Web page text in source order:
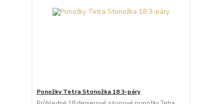
Ponožky Tetra Stonožka 18 3-páry